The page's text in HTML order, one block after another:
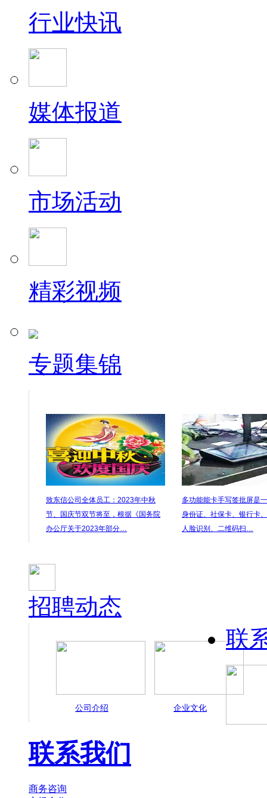
行业快讯
媒体报道
市场活动
精彩视频
专题集锦
致东信公司全体员工：2023年中秋
节、国庆节双节将至，根据《国务院
办公厅关于2023年部分…
多功能能卡手写签批屏是
身份证、社保卡、银行卡
人脸识别、二维码扫…
招聘动态
公司介绍 企业文化
联
联系我们
商务咨询